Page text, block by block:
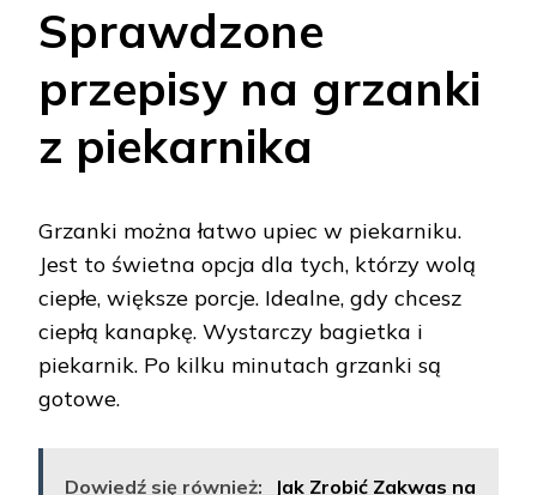
Sprawdzone
przepisy na grzanki
z piekarnika
Grzanki można łatwo upiec w piekarniku.
Jest to świetna opcja dla tych, którzy wolą
ciepłe, większe porcje. Idealne, gdy chcesz
ciepłą kanapkę. Wystarczy bagietka i
piekarnik. Po kilku minutach grzanki są
gotowe.
Dowiedź się również:
Jak Zrobić Zakwas na